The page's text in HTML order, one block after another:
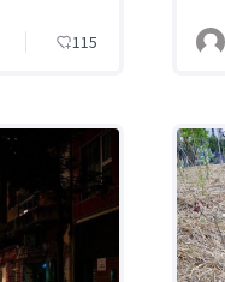
115